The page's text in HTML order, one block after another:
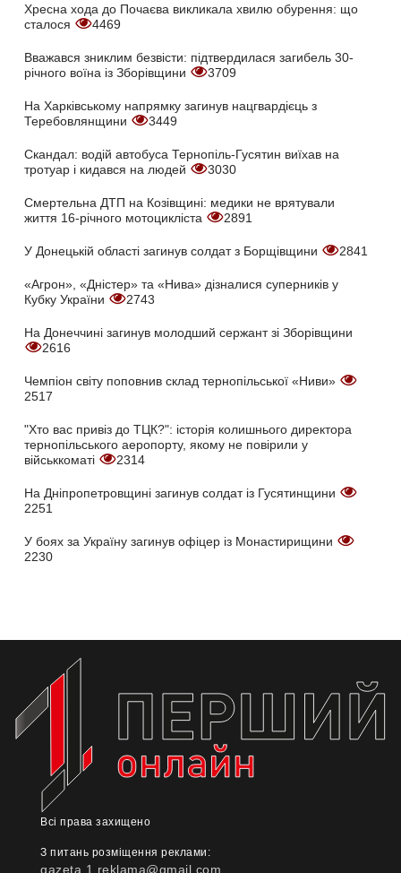
Хресна хода до Почаєва викликала хвилю обурення: що
сталося
4469
Вважався зниклим безвісти: підтвердилася загибель 30-
річного воїна із Зборівщини
3709
На Харківському напрямку загинув нацгвардієць з
Теребовлянщини
3449
Скандал: водій автобуса Тернопіль-Гусятин виїхав на
тротуар і кидався на людей
3030
Смертельна ДТП на Козівщині: медики не врятували
життя 16-річного мотоцикліста
2891
У Донецькій області загинув солдат з Борщівщини 2841
«Агрон», «Дністер» та «Нива» дізналися суперників у
Кубку України
2743
На Донеччині загинув молодший сержант зі Зборівщини
2616
Чемпіон світу поповнив склад тернопільської «Ниви»
2517
"Хто вас привіз до ТЦК?": історія колишнього директора
тернопільського аеропорту, якому не повірили у
військкоматі
2314
На Дніпропетровщині загинув солдат із Гусятинщини
2251
У боях за Україну загинув офіцер із Монастирищини
2230
Всі права захищено
З питань розміщення реклами:
gazeta.1.reklama@gmail.com